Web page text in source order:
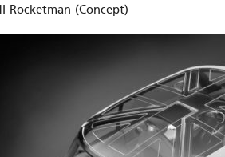
Rocketman (Concept)